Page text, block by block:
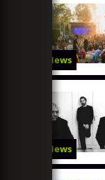
News
News